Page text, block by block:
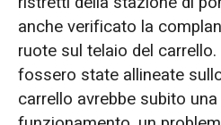
anche verificato la
ruote sul telaio del
fossero state allineate
carrello avrebbe subito